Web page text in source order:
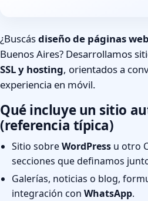
¿Buscásdiseño de páginas web
Buenos Aires? Desarrollamos
SSL y hosting, orientados a
experiencia en móvil.
Qué incluye un sitio
(referencia típica)
Sitio sobreWordPress u otro
secciones que definamos
Galerías, noticias o blog,
integración con WhatsApp.